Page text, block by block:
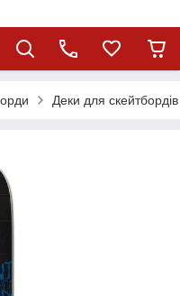
Деки для скейтбордів